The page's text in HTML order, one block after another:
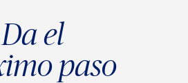
Da el
paso